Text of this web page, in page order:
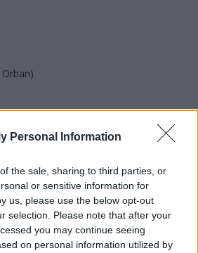
Personal Information
the sale, sharing to third parties, or
or sensitive information for
us, please use the below opt-out
selection. Please note that after your
you may continue seeing
on personal information utilized by
(Târziu)